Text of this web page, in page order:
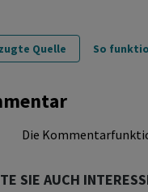
Quelle So
Die
SIE AUCH